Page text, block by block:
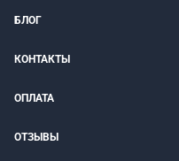
БЛОГ
КОНТАКТЫ
ОПЛАТА
ОТЗЫВЫ